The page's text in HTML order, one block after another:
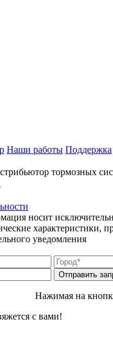
Наши работы Поддержка
тормозных
носит
характеристики,
уведомления
Нажимая на
с вами!